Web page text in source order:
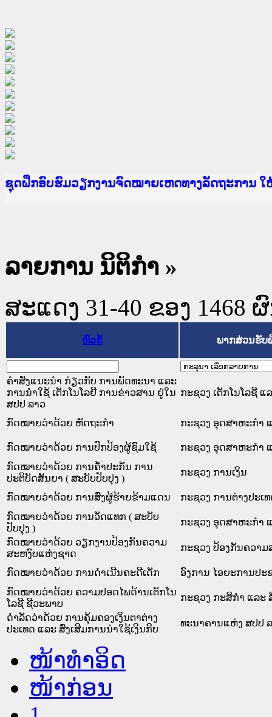
Ministry of Justice Lao PDR
ເຜີຍແຜ່ວັບໄຊຈົດໝາຍເຫດທາງລັດຖະການ ແລະ ແອັ
ກະຊວງຍຸຕິທຳ
ຊຸດຝຶກອົບຮົມວຽກງານຈົດໝາຍເຫດທາງລັດຖະການ
ກອງປະຊຸມທົບທວນຄືນການຈັດຕັ້ງປະຕິບັດວຽກງານຈົ
ຝຶກອົບຮົມ ຜູ່ປະສານງານວຽກງານຈົດໝາຍເຫດທາງລັ
ຝຶກອົບຮົມ ຜູ່ປະສານງານວຽກງານຈົດໝາຍເຫດທາງລັ
ເຜີຍແຜ່ແອັບກົດໝາຍລາວ ແລະ ເວັບໄຊຈົດໝາຍເຫດ
ເຜີຍແຜ່ແອັບກົດໝາຍລາວ ແລະ ເວັບໄຊຈົດໝາຍເຫດ
ຍົກລະດັບວຽກງານຈົດໝາຍເຫດທາງລັດຖະການໃຫ້ຜູ້
ຊຸດຝຶກອົບຮົມວຽກງານຈົດໝາຍເຫດທາງລັດຖະການ ໃ
ລາຍການ ນິຕິກໍາ »
ສະແດງ 31-40 ຂອງ 1468
ຫົວຂໍ້ ພາກສ່ວນຮັບ
ຄຳສັ່ງແນະນຳ ກ່ຽວກັບ ການພັດທະນາ ແລະ
ການນຳໃຊ້ ເຕັກໂນໂລຢີ ການຂ່າວສານ ຢູ່ໃນ
ສປປ ລາວ
ກະຊວງ ເຕັກໂນໂລຊີ
ກົດໝາຍວ່າດ້ວຍ ຫັດຖະກຳ ກະຊວງ ອຸດສາຫະກຳ
ກົດໝາຍວ່າດ້ວຍ ການປົກປ້ອງຜູ້ຊົມໃຊ້
ກະຊວງ ອຸດສາຫະກຳ
ກົດໝາຍວ່າດ້ວຍ ການຄໍ້າປະກັນ ການ
ປະຕິບັດສັນຍາ ( ສະບັບປັບປຸງ )
ກະຊວງ ການເງິນ
ກົດໝາຍວ່າດ້ວຍ ການສົ່ງຜູ້ຮ້າຍຂ້າມແດນ
ກະຊວງ ການຕ່າງປະເ
ກົດໝາຍວ່າດ້ວຍ ການວັດແທກ ( ສະບັບ
ປັບປຸງ )
ກະຊວງ ອຸດສາຫະກຳ
ກົດໝາຍວ່າດ້ວຍ ວຽກງານປ້ອງກັນຄວາມ
ສະຫງົບແຫ່ງຊາດ
ກະຊວງ ປ້ອງກັນຄວາມ
ກົດໝາຍວ່າດ້ວຍ ການດຳເນີນຄະດີເດັກ
ອົງການ ໄອຍະການປະ
ກົດໝາຍວ່າດ້ວຍ ຄວາມປອດໄພດ້ານເຕັກໂນ
ໂລຊີ ຊີວະພາບ
ກະຊວງ ກະສິກຳ ແລະ
ດຳລັດວ່າດ້ວຍ ການຄຸ້ມຄອງເງິນຕາຕ່າງ
ປະເທດ ແລະ ສົ່ງເສີມການນຳໃຊ້ເງິນກີບ
ທະນາຄານແຫ່ງ ສປປ
ໜ້າທໍາອິດ
ໜ້າກ່ອນ